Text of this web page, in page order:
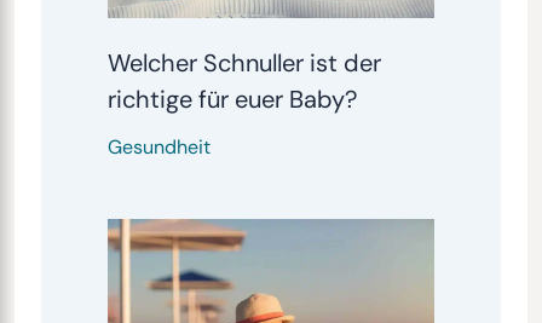
Welcher Schnuller ist der
richtige für euer Baby?
Gesundheit